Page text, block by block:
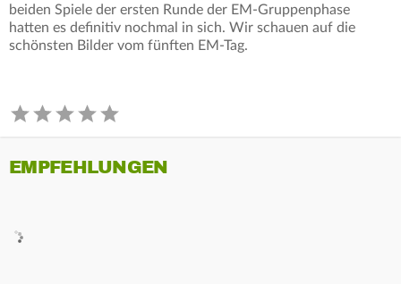
beiden Spiele der ersten Runde der EM-Gruppenphase
hatten es definitiv nochmal in sich. Wir schauen auf die
schönsten Bilder vom fünften EM-Tag.
EMPFEHLUNGEN